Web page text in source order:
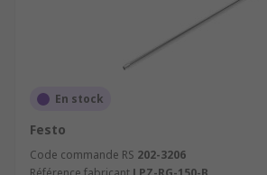
En stock
Festo
Code commande RS 202-3206